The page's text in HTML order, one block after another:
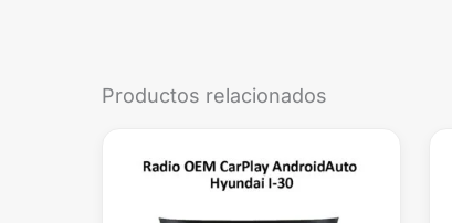
Productos relacionados